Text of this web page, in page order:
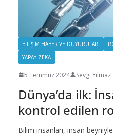
BILIŞIM HABER VE DUYURULARI
YAPAY ZEKA
5 Temmuz 2024 Sevgi
Dünya’da ilk:
kontrol edilen
Bilim insanları, insan